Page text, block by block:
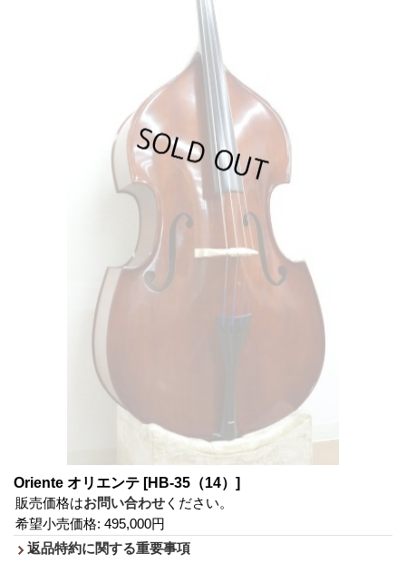
Oriente オリエンテ [HB-35（14）]
販売価格はお問い合わせ ください。
希望小売価格: 495,000円
返品特約に関する重要事項